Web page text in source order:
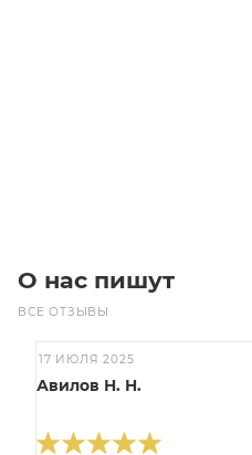
О нас пишут
ВСЕ ОТЗЫВЫ
17 ИЮЛЯ 2025
Авилов Н. Н.